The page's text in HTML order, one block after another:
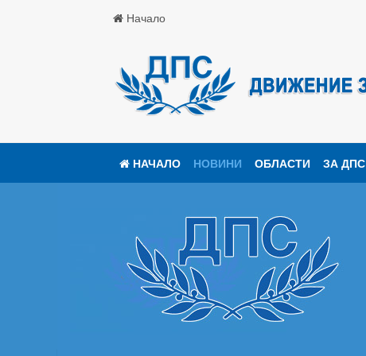
Начало
НАЧАЛО НОВИНИ ОБЛАСТИ ЗА ДПС